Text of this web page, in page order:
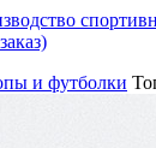
и футболки